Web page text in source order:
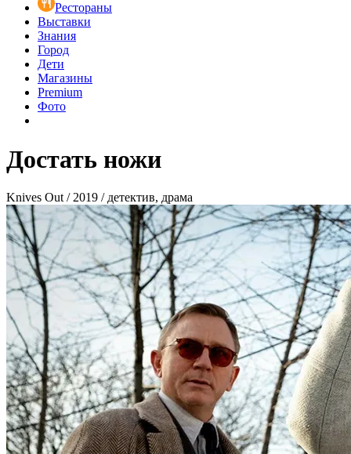
Рестораны
Выставки
Знания
Город
Дети
Магазины
Premium
Фото
Достать ножи
Knives Out / 2019 / детектив, драма